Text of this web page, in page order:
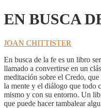
EN BUSCA
JOAN CHITTISTER
En busca de la fe es un libro
llamado a convertirse en un
meditación sobre el Credo,
la mente y el diálogo que todo
mismo y con su entorno. Un
que puede hacer tambalear